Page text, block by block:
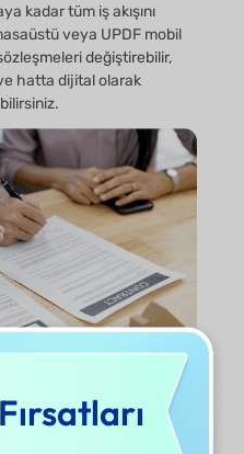
kadar tüm iş akışını
veya UPDF mobil
değiştirebilir,
hatta dijital olarak